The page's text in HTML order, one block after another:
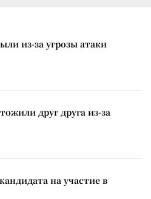
из-за угрозы атаки
друг друга из-за
на участие в